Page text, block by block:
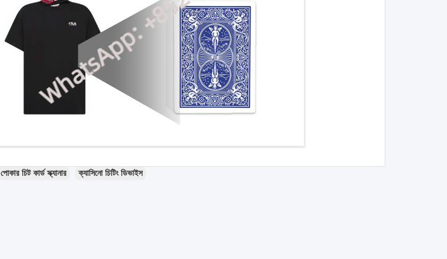
পোকার চিট কার্ড স্ক্যানার ক্যাসিনো চিটিং ডিভাইস